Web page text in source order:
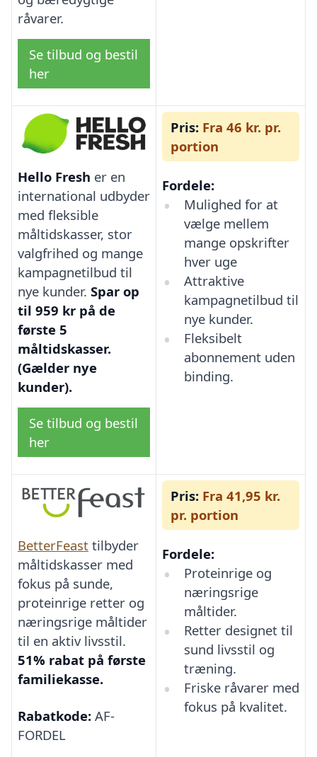
råvarer.
Se tilbud og bestil
her
Hello Fresh er en
international udbyder
med fleksible
måltidskasser, stor
valgfrihed og mange
kampagnetilbud til
nye kunder. Spar op
til 959 kr på de
første 5
måltidskasser.
(Gælder nye
kunder).
Se tilbud og bestil
her
Pris: Fra 46 kr. pr.
portion
Fordele:
Mulighed for at
vælge mellem
mange opskrifter
hver uge
Attraktive
kampagnetilbud til
nye kunder.
Fleksibelt
abonnement uden
binding.
BetterFeast tilbyder
måltidskasser med
fokus på sunde,
proteinrige retter og
næringsrige måltider
til en aktiv livsstil.
51% rabat på første
familiekasse.
Rabatkode: AF-
FORDEL
Pris: Fra 41,95 kr.
pr. portion
Fordele:
Proteinrige og
næringsrige
måltider.
Retter designet til
sund livsstil og
træning.
Friske råvarer med
fokus på kvalitet.